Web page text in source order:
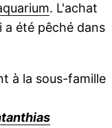
. L'achat
a été pêché dans
à la sous-famille